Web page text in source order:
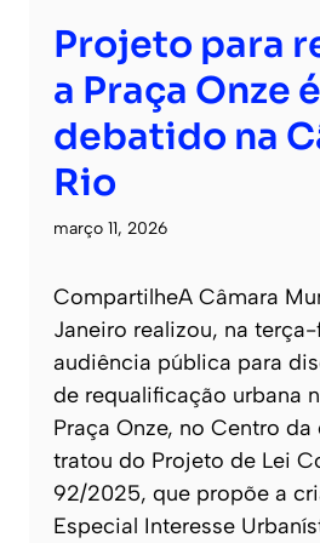
Projeto para
a Praça Onze é
debatido na
Rio
março 11, 2026
CompartilheA Câmara
Janeiro realizou, na
audiência pública para
de requalificação urbana
Praça Onze, no Centro
tratou do Projeto de Lei
92/2025, que propõe a
Especial Interesse